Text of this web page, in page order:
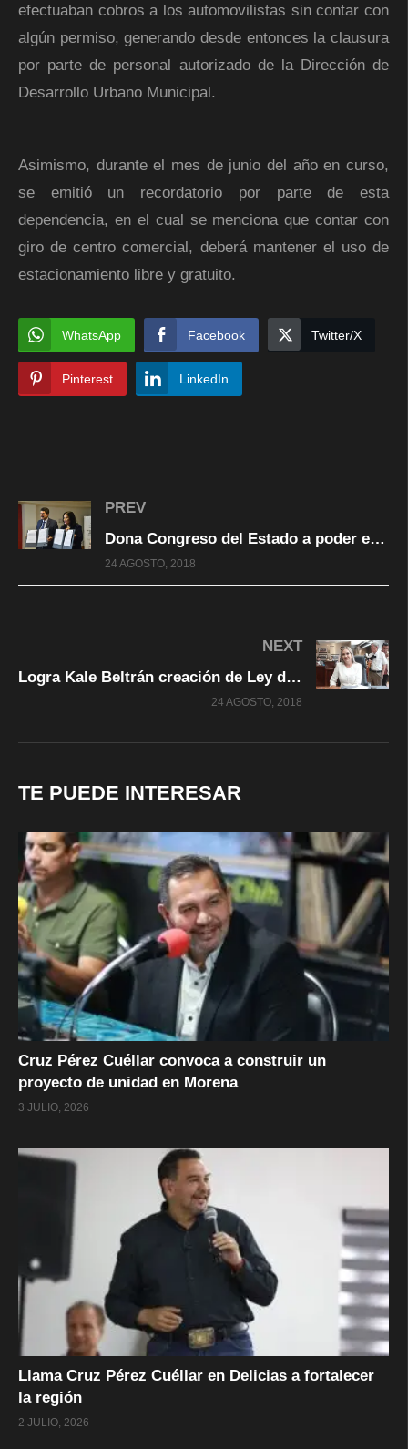
efectuaban cobros a los automovilistas sin contar con
algún permiso, generando desde entonces la clausura
por parte de personal autorizado de la Dirección de
Desarrollo Urbano Municipal.
Asimismo, durante el mes de junio del año en curso,
se emitió un recordatorio por parte de esta
dependencia, en el cual se menciona que contar con
giro de centro comercial, deberá mantener el uso de
estacionamiento libre y gratuito.
WhatsApp Facebook Twitter/X
Pinterest LinkedIn
PREV
Dona Congreso del Estado a poder ejecutivo el sistema integral de gestión documental para preservar archivos
24 AGOSTO, 2018
NEXT
Logra Kale Beltrán creación de Ley de Fomento para la Lectura
24 AGOSTO, 2018
TE PUEDE INTERESAR
Cruz Pérez Cuéllar convoca a construir un
proyecto de unidad en Morena
3 JULIO, 2026
Llama Cruz Pérez Cuéllar en Delicias a fortalecer
la región
2 JULIO, 2026